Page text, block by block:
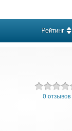
Рейтинг
0 отзывов